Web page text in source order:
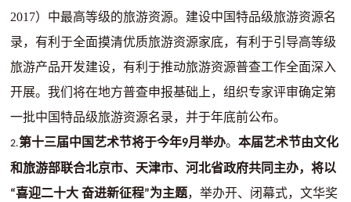
2017）中最高等级的旅游资源。建设中国特品级旅游资源名
录，有利于全面摸清优质旅游资源家底，有利于引导高等级
旅游产品开发建设，有利于推动旅游资源普查工作全面深入
开展。我们将在地方普查申报基础上，组织专家评审确定第
一批中国特品级旅游资源名录，并于年底前公布。
2.第十三届中国艺术节将于今年9月举办。本届艺术节由文化
和旅游部联合北京市、天津市、河北省政府共同主办，将以
“喜迎二十大 奋进新征程”为主题，举办开、闭幕式，文华奖